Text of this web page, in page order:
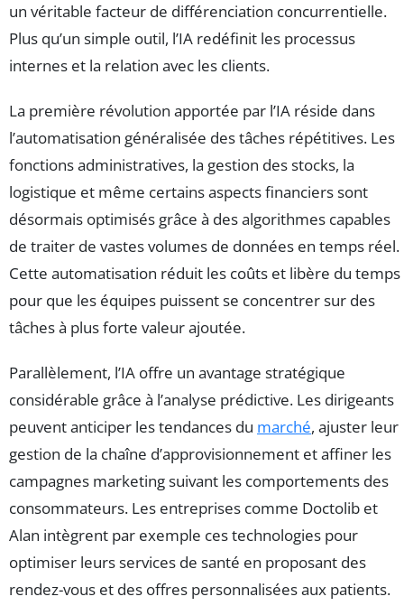
un véritable facteur de différenciation concurrentielle.
Plus qu’un simple outil, l’IA redéfinit les processus
internes et la relation avec les clients.
La première révolution apportée par l’IA réside dans
l’automatisation généralisée des tâches répétitives. Les
fonctions administratives, la gestion des stocks, la
logistique et même certains aspects financiers sont
désormais optimisés grâce à des algorithmes capables
de traiter de vastes volumes de données en temps réel.
Cette automatisation réduit les coûts et libère du temps
pour que les équipes puissent se concentrer sur des
tâches à plus forte valeur ajoutée.
Parallèlement, l’IA offre un avantage stratégique
considérable grâce à l’analyse prédictive. Les dirigeants
peuvent anticiper les tendances du marché, ajuster leur
gestion de la chaîne d’approvisionnement et affiner les
campagnes marketing suivant les comportements des
consommateurs. Les entreprises comme Doctolib et
Alan intègrent par exemple ces technologies pour
optimiser leurs services de santé en proposant des
rendez-vous et des offres personnalisées aux patients.